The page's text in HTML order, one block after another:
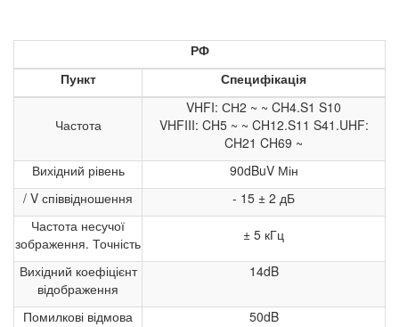
РФ
Пункт
Специфікація
Частота
VHFI: СН2 ~ ~ CH4.S1 S10
VHFIII: CH5 ~ ~ CH12.S11 S41.UHF:
CH21 CH69 ~
Вихідний рівень
90dBuV Мін
/ V співвідношення
- 15 ± 2 дБ
Частота несучої
зображення. Точність
± 5 кГц
Вихідний коефіцієнт
відображення
14dB
Помилкові відмова
50dB